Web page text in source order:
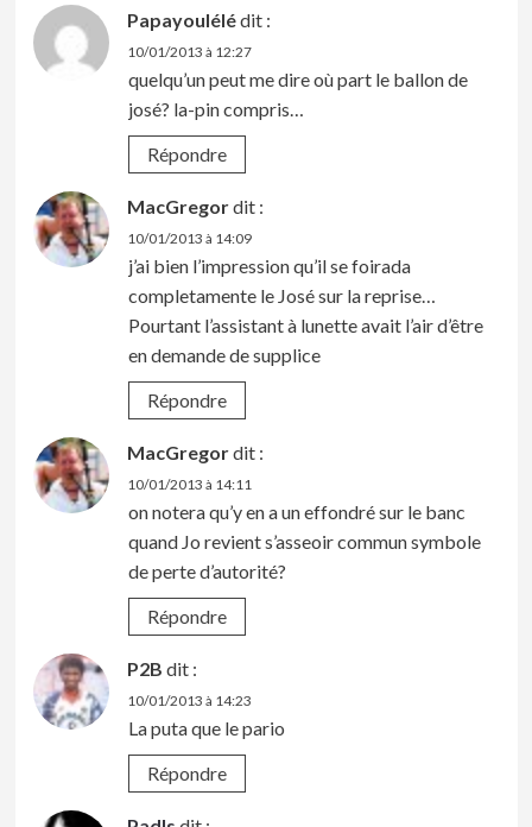
Papayoulélédit :
10/01/2013 à 12:27
quelqu’un peut me dire où part le ballon de
josé? la-pin compris…
Répondre
MacGregordit :
10/01/2013 à 14:09
j’ai bien l’impression qu’il se foirada
completamente le José sur la reprise…
Pourtant l’assistant à lunette avait l’air d’être
en demande de supplice
Répondre
MacGregordit :
10/01/2013 à 14:11
on notera qu’y en a un effondré sur le banc
quand Jo revient s’asseoir commun symbole
de perte d’autorité?
Répondre
P2B dit :
10/01/2013 à 14:23
La puta que le pario
Répondre